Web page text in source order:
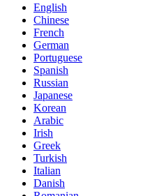
English
Chinese
French
German
Portuguese
Spanish
Russian
Japanese
Korean
Arabic
Irish
Greek
Turkish
Italian
Danish